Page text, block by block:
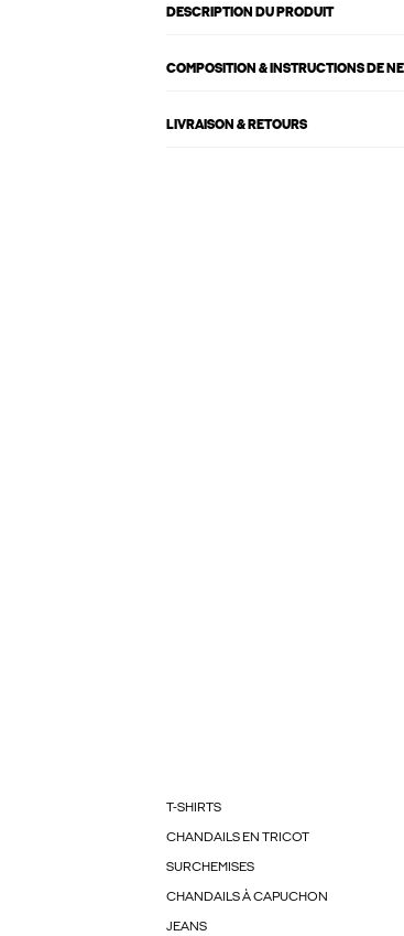
DESCRIPTION DU PRODUIT
COMPOSITION & INSTRUCTIONS DE
LIVRAISON & RETOURS
T-SHIRTS
CHANDAILS EN TRICOT
SURCHEMISES
CHANDAILS À CAPUCHON
JEANS